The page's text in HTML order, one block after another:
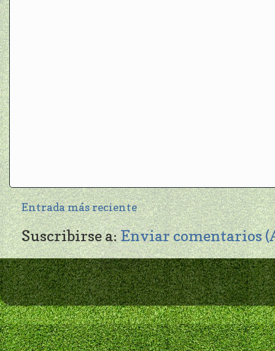
Entrada más reciente
Suscribirse a:Enviar comentarios